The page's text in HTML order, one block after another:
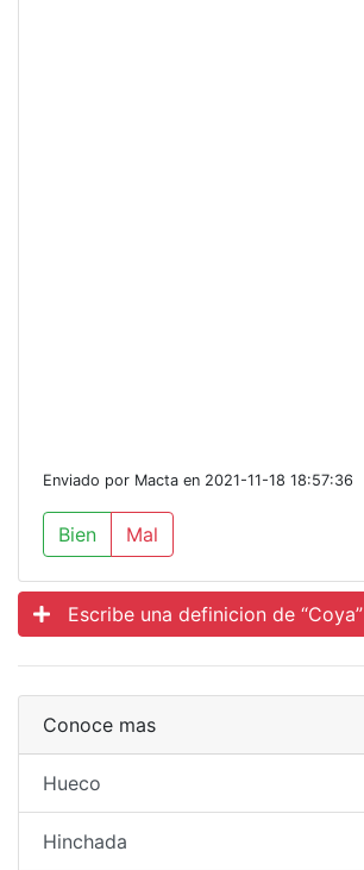
Enviado por Macta en 2021-11-18 18:57:36
Bien Mal
Escribe una definicion de “Coya”
Conoce mas
Hueco
Hinchada